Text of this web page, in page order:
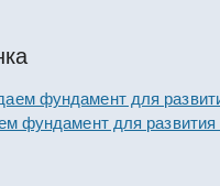
фундамент для развития